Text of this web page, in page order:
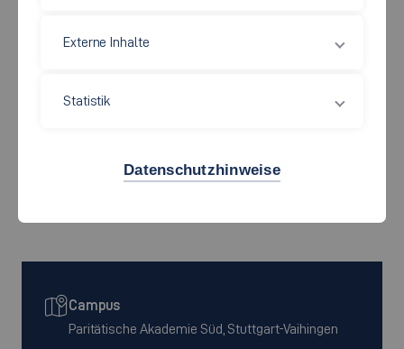
öffentlichen sozialen Einrichtungen und Diensten Leitungs-
konzipiert, dass es bestmöglich in den Berufs- und
Studiengangflyer Sozialwirtschaft
Campus
Paritätische Akademie Süd, Stuttgart-Vaihingen
Externe Inhalte
Statistik
Datenschutzhinweise